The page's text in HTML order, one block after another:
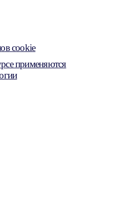
cookie
применяются